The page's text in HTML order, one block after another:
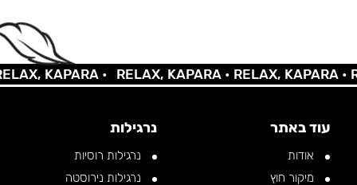
KAPARA • RELAX, KAPARA •RELAX, KAPARA •
עוד באתר
אודות
מיקור חוץ
נרגילות
נרגילות רוסיות
נרגילות נירוסטה